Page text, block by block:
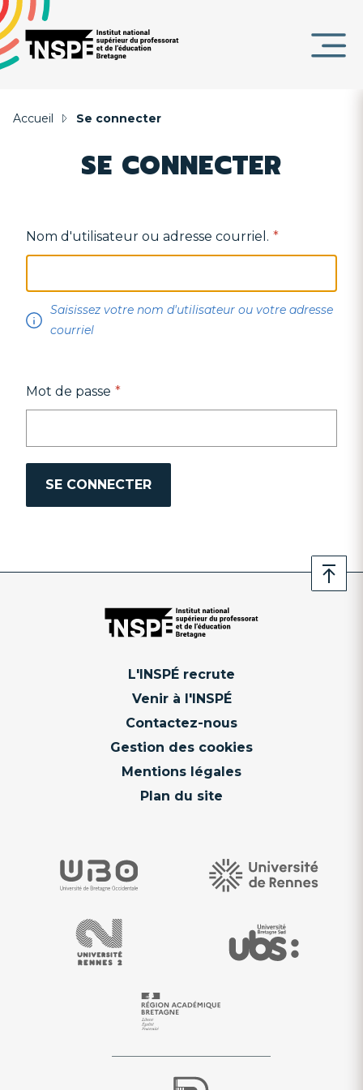
au
contenu
principal
d'Ariane
Accueil Se connecter
SE CONNECTER
Nom d'utilisateur ou adresse courriel.
Saisissez votre nom d'utilisateur ou votre adresse
courriel
Mot de passe
DE
L'INSPÉ recrute
Venir à l'INSPÉ
Contactez-nous
Gestion des cookies
Mentions légales
Plan du site
Panneau de gestion des cookies